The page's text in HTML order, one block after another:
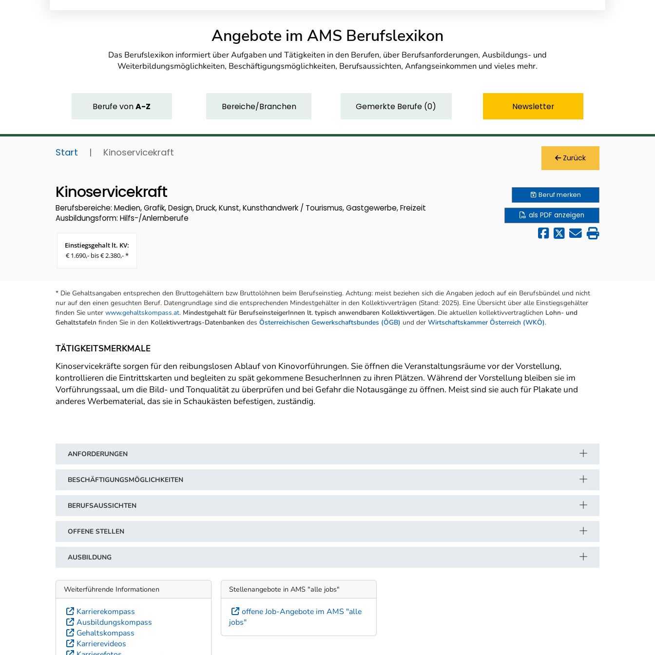
Angebote im AMS Berufslexikon
Das Berufslexikon informiert über Aufgaben und Tätigkeiten in den Berufen, über Berufsanforderungen, Ausbildungs- und
Weiterbildungsmöglichkeiten, Beschäftigungsmöglichkeiten, Berufsaussichten, Anfangseinkommen und vieles mehr.
BerufevonA-Z Bereiche/Branchen Gemerkte Berufe (0) Newsletter
Start | Kinoservicekraft Zurück
Kinoservicekraft
Berufsbereiche: Medien, Grafik, Design, Druck, Kunst, Kunsthandwerk / Tourismus, Gastgewerbe, Freizeit
Ausbildungsform: Hilfs-/Anlernberufe
Einstiegsgehalt lt. KV:
€ 1.690,- bis € 2.380,- *
Berufmerken
als PDF anzeigen
* Die Gehaltsangaben entsprechen den Bruttogehältern bzw Bruttolöhnen beim Berufseinstieg. Achtung: meist beziehen sich die Angaben jedoch auf ein Berufsbündel und nicht
nur auf den einen gesuchten Beruf. Datengrundlage sind die entsprechenden Mindestgehälter in den Kollektivverträgen (Stand: 2025). Eine Übersicht über alle Einstiegsgehälter
finden Sie unter www.gehaltskompass.at. Mindestgehalt für BerufseinsteigerInnen lt. typisch anwendbaren Kollektivvertägen. Die aktuellen kollektivvertraglichen Lohn- und
Gehaltstafeln finden Sie in den Kollektivvertrags-Datenbanken des Österreichischen Gewerkschaftsbundes (ÖGB) und der Wirtschaftskammer Österreich (WKÖ).
TÄTIGKEITSMERKMALE
Kinoservicekräfte sorgen für den reibungslosen Ablauf von Kinovorführungen. Sie öffnen die Veranstaltungsräume vor der Vorstellung,
kontrollieren die Eintrittskarten und begleiten zu spät gekommene BesucherInnen zu ihren Plätzen. Während der Vorstellung bleiben sie im
Vorführungssaal, um die Bild- und Tonqualität zu überprüfen und bei Gefahr die Notausgänge zu öffnen. Meist sind sie auch für Plakate und
anderes Werbematerial, das sie in Schaukästen befestigen, zuständig.
ANFORDERUNGEN
BESCHÄFTIGUNGSMÖGLICHKEITEN
BERUFSAUSSICHTEN
OFFENE STELLEN
AUSBILDUNG
Weiterführende Informationen
Karrierekompass
Ausbildungskompass
Gehaltskompass
Karrierevideos
Stellenangebote in AMS "alle jobs"
offene Job-Angebote im AMS "alle
jobs"